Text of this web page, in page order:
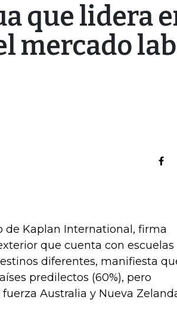
que lidera
mercado
de Kaplan International, firma
que cuenta con escuelas
diferentes, manifiesta
predilectos (60%), pero
Australia y Nueva